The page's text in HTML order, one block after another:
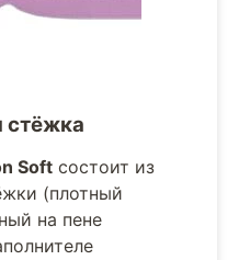
стёжка
Soft состоит из
(плотный
на пене